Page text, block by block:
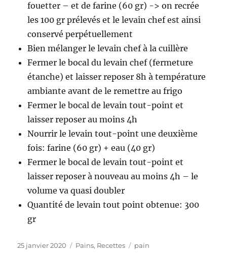
fouetter – et de farine (60 gr) -> on recrée
les 100 gr prélevés et le levain chef est ainsi
conservé perpétuellement
Bien mélanger le levain chef à la cuillère
Fermer le bocal du levain chef (fermeture
étanche) et laisser reposer 8h à température
ambiante avant de le remettre au frigo
Fermer le bocal de levain tout-point et
laisser reposer au moins 4h
Nourrir le levain tout-point une deuxième
fois: farine (60 gr) + eau (40 gr)
Fermer le bocal de levain tout-point et
laisser reposer à nouveau au moins 4h – le
volume va quasi doubler
Quantité de levain tout point obtenue: 300
gr
Publié
25 janvier 2020 Catégories
Pains, Recettes Étiquettes
pain